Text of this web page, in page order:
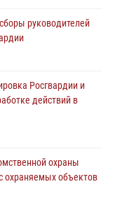
Управления
план «Квартал»
мастерства среди
руководителей
Росгвардии и
действий в
охраны
охраняемых объектов